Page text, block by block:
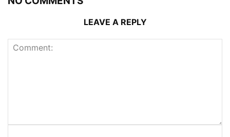
LEAVE A REPLY